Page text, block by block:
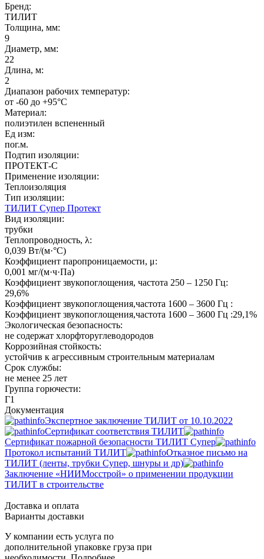
Бренд:
ТИЛИТ
Толщина, мм:
9
Диаметр, мм:
22
Длина, м:
2
Диапазон рабочих температур:
от -60 до +95°C
Материал:
полиэтилен вспененный
Ед изм:
пог.м.
Подтип изоляции:
ПРОТЕКТ-С
Применение изоляции:
Теплоизоляция
Тип изоляции:
ТИЛИТ Супер Протект
Вид изоляции:
трубки
Теплопроводность, λ:
0,039 Вт/(м·°C)
Коэффициент паропроницаемости, μ:
0,001 мг/(м·ч·Па)
Коэффициент звукопоглощения, частота 250 – 1250 Гц:
29,6%
Коэффициент звукопоглощения,частота 1600 – 3600 Гц :
Коэффициент звукопоглощения,частота 1600 – 3600 Гц :29,1%
Экологическая безопасность:
не содержат хлорфторуглеводородов
Коррозийная стойкость:
устойчив к агрессивным строительным материалам
Срок службы:
не менее 25 лет
Группа горючести:
Г1
Документация
Экспертное заключение ТИЛИТ от 10.10.2022
Сертификат соответствия ТИЛИТ
Сертификат пожарной безопасности ТИЛИТ Супер
Протокол испытаний ТИЛИТ
Отказное письмо на
ТИЛИТ (ленты, трубки Супер, шнуры и др)
Заключение «НИИМосстрой» о применении продукции
ТИЛИТ в строительстве
Доставка и оплата
Варианты доставки
У компании есть услуга по
дополнительной упаковке груза при